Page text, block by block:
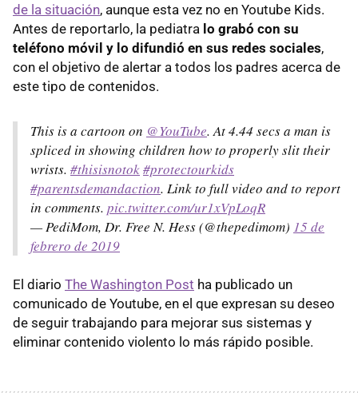
de la situación, aunque esta vez no en Youtube Kids.
Antes de reportarlo, la pediatra lo grabó con su
teléfono móvil y lo difundió en sus redes sociales,
con el objetivo de alertar a todos los padres acerca de
este tipo de contenidos.
This is a cartoon on @YouTube. At 4.44 secs a man is
spliced in showing children how to properly slit their
wrists. #thisisnotok#protectourkids
#parentsdemandaction. Link to full video and to report
in comments. pic.twitter.com/ur1xVpLoqR
— PediMom, Dr. Free N. Hess (@thepedimom) 15 de
febrero de 2019
El diario The Washington Post ha publicado un
comunicado de Youtube, en el que expresan su deseo
de seguir trabajando para mejorar sus sistemas y
eliminar contenido violento lo más rápido posible.